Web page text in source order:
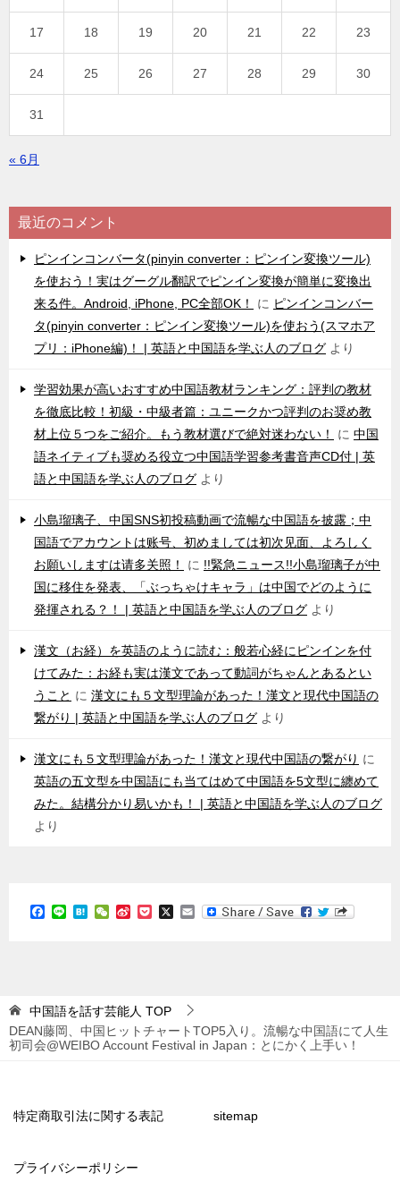
17 18 19 20 21 22 23
24 25 26 27 28 29 30
31
« 6月
最近のコメント
ピンインコンバータ(pinyin converter：ピンイン変換ツール)
を使おう！実はグーグル翻訳でピンイン変換が簡単に変換出
来る件。Android, iPhone, PC全部OK！
に ピンインコンバー
タ(pinyin converter：ピンイン変換ツール)を使おう(スマホア
プリ：iPhone編)！ | 英語と中国語を学ぶ人のブログ より
学習効果が高いおすすめ中国語教材ランキング：評判の教材
を徹底比較！初級・中級者篇：ユニークかつ評判のお奨め教
材上位５つをご紹介。もう教材選びで絶対迷わない！
に 中国
語ネイティブも奨める役立つ中国語学習参考書音声CD付 | 英
語と中国語を学ぶ人のブログ より
小島瑠璃子、中国SNS初投稿動画で流暢な中国語を披露；中
国語でアカウントは账号、初めましては初次见面、よろしく
お願いしますは请多关照！
に !!緊急ニュース!!小島瑠璃子が中
国に移住を発表、「ぶっちゃけキャラ」は中国でどのように
発揮される？！ | 英語と中国語を学ぶ人のブログ より
漢文（お経）を英語のように読む：般若心経にピンインを付
けてみた：お経も実は漢文であって動詞がちゃんとあるとい
うこと に 漢文にも５文型理論があった！漢文と現代中国語の
繋がり | 英語と中国語を学ぶ人のブログ より
漢文にも５文型理論があった！漢文と現代中国語の繋がり に
英語の五文型を中国語にも当てはめて中国語を5文型に纏めて
みた。結構分かり易いかも！ | 英語と中国語を学ぶ人のブログ
より
F
k
L
H
W
S
b
o
P
X
E
中国語を話す芸能人 TOP
DEAN藤岡、中国ヒットチャートTOP5入り。流暢な中国語にて人生
初司会@WEIBO Account Festival in Japan：とにかく上手い！
特定商取引法に関する表記 sitemap
プライバシーポリシー